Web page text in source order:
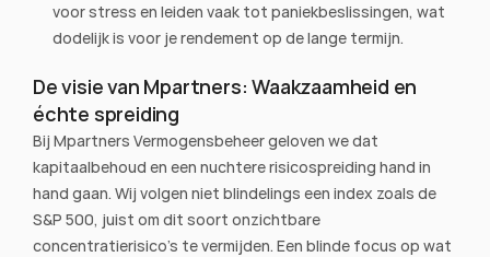
voor stress en leiden vaak tot paniekbeslissingen, wat
dodelijk is voor je rendement op de lange termijn.
De visie van Mpartners: Waakzaamheid en
échte spreiding
Bij Mpartners Vermogensbeheer geloven we dat
kapitaalbehoud en een nuchtere risicospreiding hand in
hand gaan. Wij volgen niet blindelings een index zoals de
S&P 500, juist om dit soort onzichtbare
concentratierisico's te vermijden. Een blinde focus op wat